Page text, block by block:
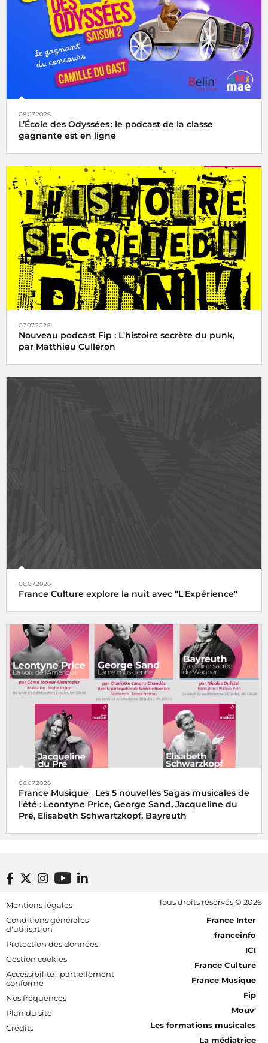
08.07.2026
L’École des Odyssées : le podcast de la classe
gagnante est en ligne
07.07.2026
Nouveau podcast Fip : L'histoire secrète du punk,
par Matthieu Culleron
06.07.2026
France Culture explore la nuit avec "L'Expérience"
06.07.2026
France Musique_ Les 5 nouvelles Sagas musicales de
l'été : Leontyne Price, George Sand, Jacqueline du
Pré, Elisabeth Schwartzkopf, Bayreuth
Footer bottom
Mentions légales
Conditions générales
d'utilisation
Protection des données
Gestion cookies
Accessibilité : partiellement
conforme
Nos fréquences
Plan du site
Crédits
Tous droits réservés © 2026
[RDF] Pied de page - Mobile
France Inter
franceinfo
ICI
France Culture
France Musique
Fip
Mouv'
Les formations musicales
La médiatrice